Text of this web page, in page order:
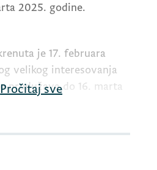
2025. godine.
je 17. februara
velikog interesovanja
produžava do 16. marta
Pročitaj sve